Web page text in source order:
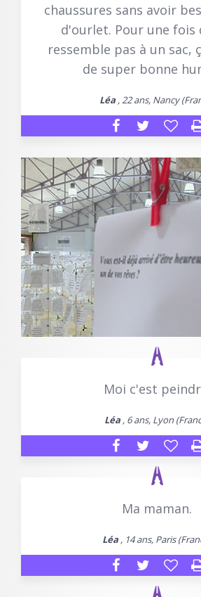
chaussures sans avoir
d'ourlet. Pour une fois
ressemble pas à un sac,
de super bonne
Léa, 22 ans, Nancy
Moi c'est
Léa , 6 ans, Lyon
Ma maman.
Léa , 14 ans, Paris